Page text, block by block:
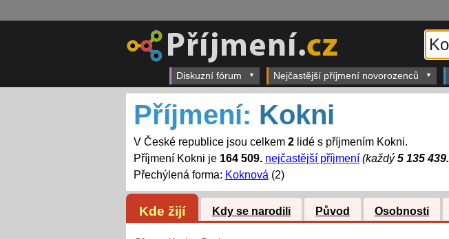
Diskuzní fórum Nejčastější příjmení novorozenců
Příjmení: Kokni
V České republice jsou celkem 2lidé s příjmením Kokni.
Příjmení Kokni je 164 509. nejčastější příjmení (každý5 135 439.
Přechýlená forma: Koknová (2)
Kde žijí Kdy se narodili Původ Osobnosti